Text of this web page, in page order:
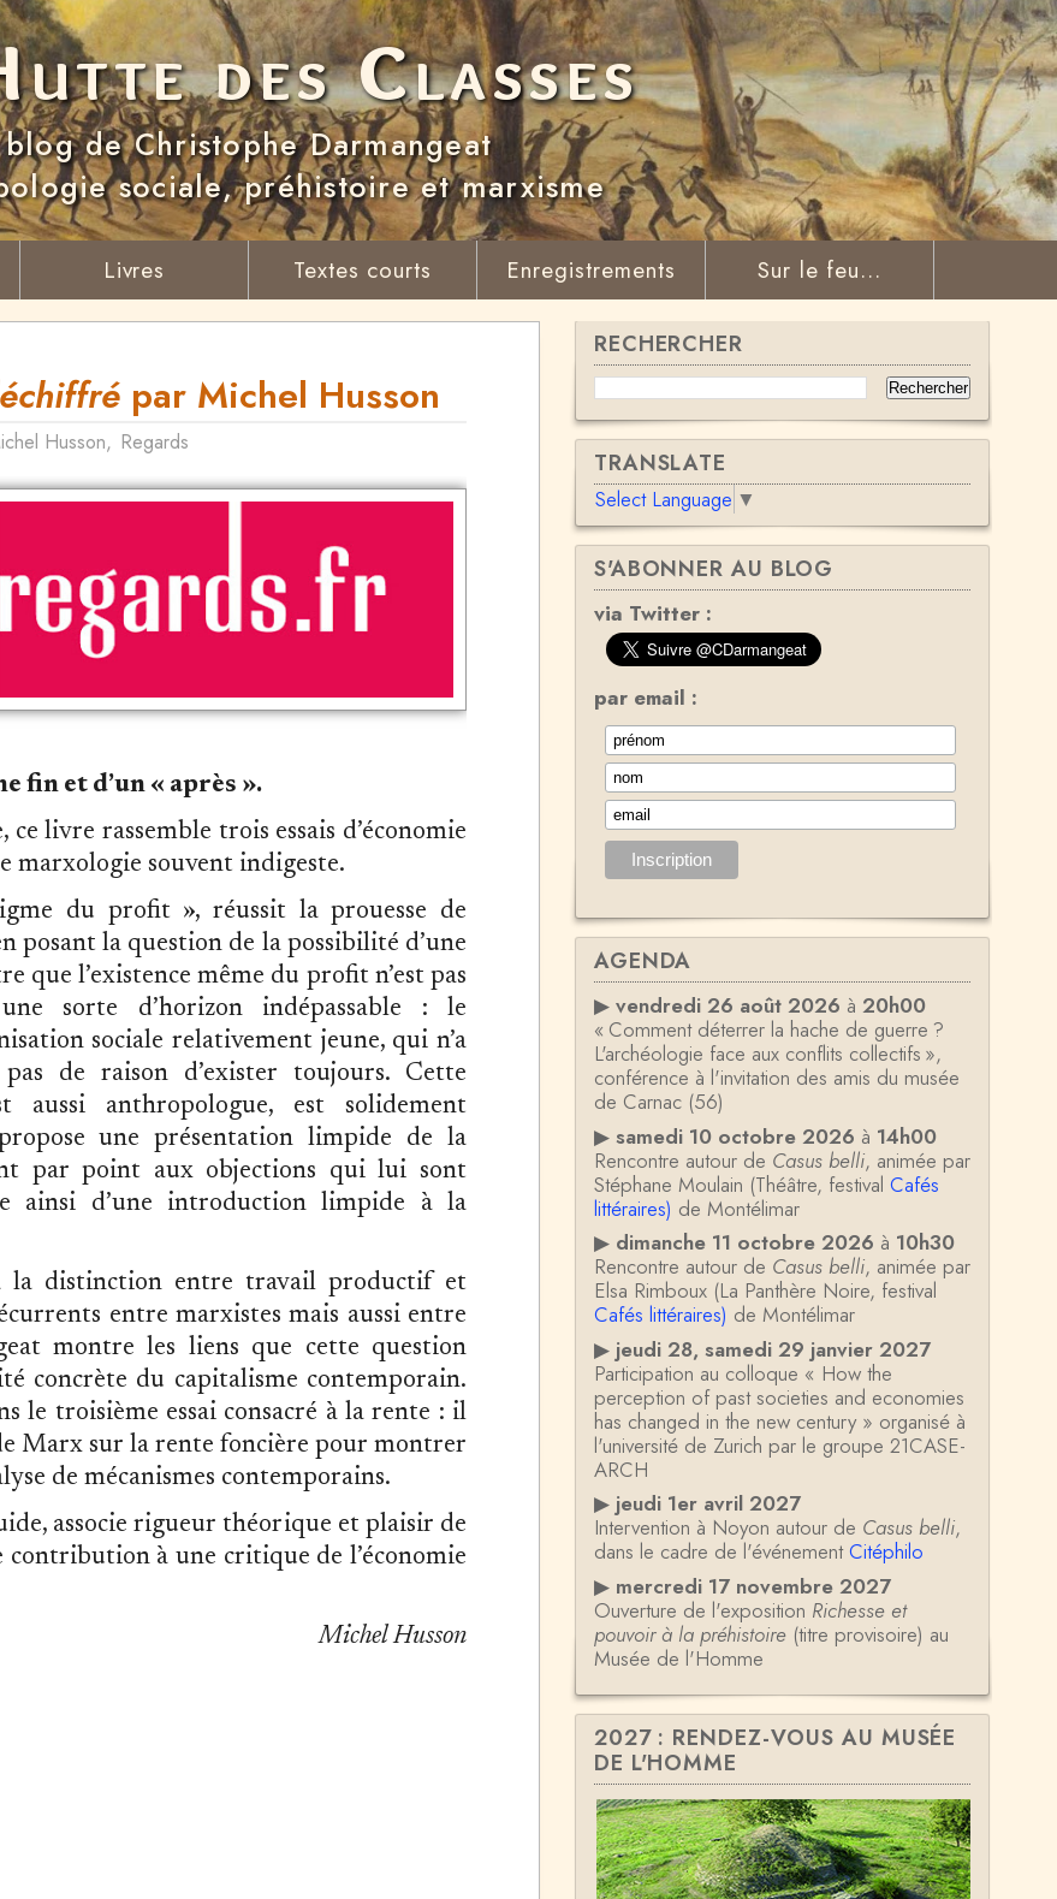
des Classes
blog de Christophe Darmangeat
sociale, préhistoire et marxisme
Livres Textes courts Enregistrements Sur le feu...
par Michel Husson
Husson, Regards
fin et d’un « après ».
livre rassemble trois essais d’économie
marxologie souvent indigeste.
du profit », réussit la prouesse de
posant la question de la possibilité d’une
que l’existence même du profit n’est pas
sorte d’horizon indépassable : le
sociale relativement jeune, qui n’a
de raison d’exister toujours. Cette
aussi anthropologue, est solidement
une présentation limpide de la
par point aux objections qui lui sont
ainsi d’une introduction limpide à la
la distinction entre travail productif et
entre marxistes mais aussi entre
montre les liens que cette question
concrète du capitalisme contemporain.
le troisième essai consacré à la rente : il
Marx sur la rente foncière pour montrer
de mécanismes contemporains.
associe rigueur théorique et plaisir de
à une critique de l’économie
Michel Husson
RECHERCHER
TRANSLATE
Select Language ▼
S'ABONNER AU BLOG
via Twitter :
par email :
AGENDA
▶ vendredi 26 août 2026 à 20h00
« Comment déterrer la hache de guerre ?
L'archéologie face aux conflits collectifs »,
conférence à l'invitation des amis du musée
de Carnac (56)
▶ samedi 10 octobre 2026 à 14h00
Rencontre autour de Casus belli, animée par
Stéphane Moulain (Théâtre, festival Cafés
littéraires) de Montélimar
▶ dimanche 11 octobre 2026 à 10h30
Rencontre autour de Casus belli, animée par
Elsa Rimboux (La Panthère Noire, festival
Cafés littéraires) de Montélimar
▶ jeudi 28, samedi 29 janvier 2027
Participation au colloque « How the
perception of past societies and economies
has changed in the new century » organisé à
l'université de Zurich par le groupe 21CASE-
ARCH
▶ jeudi 1er avril 2027
Intervention à Noyon autour de Casus belli,
dans le cadre de l'événementCitéphilo
▶ mercredi 17 novembre 2027
Ouverture de l'exposition Richesse et
pouvoir à la préhistoire(titre provisoire) au
Musée de l'Homme
2027 : RENDEZ-VOUS AU MUSÉE
DE L'HOMME